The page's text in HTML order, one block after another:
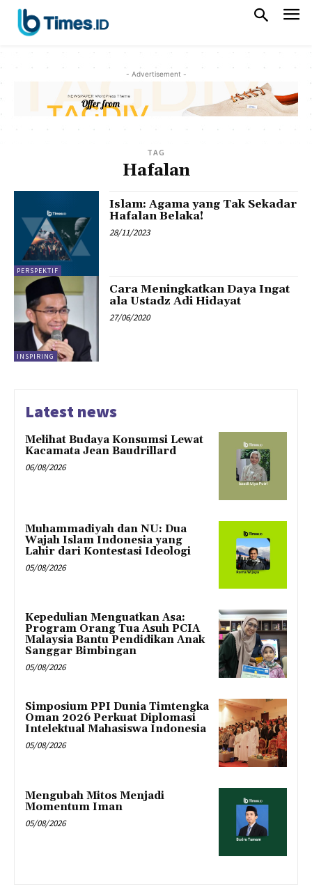
- Advertisement -
TAG
Hafalan
PERSPEKTIF
Islam: Agama yang Tak Sekadar
Hafalan Belaka!
28/11/2023
INSPIRING
Cara Meningkatkan Daya Ingat
ala Ustadz Adi Hidayat
27/06/2020
Latest news
Melihat Budaya Konsumsi Lewat
Kacamata Jean Baudrillard
06/08/2026
Muhammadiyah dan NU: Dua
Wajah Islam Indonesia yang
Lahir dari Kontestasi Ideologi
05/08/2026
Kepedulian Menguatkan Asa:
Program Orang Tua Asuh PCIA
Malaysia Bantu Pendidikan Anak
Sanggar Bimbingan
05/08/2026
Simposium PPI Dunia Timtengka
Oman 2026 Perkuat Diplomasi
Intelektual Mahasiswa Indonesia
05/08/2026
Mengubah Mitos Menjadi
Momentum Iman
05/08/2026